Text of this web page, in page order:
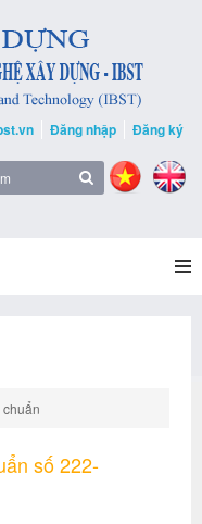
Đăng nhập Đăng ký
số 222-